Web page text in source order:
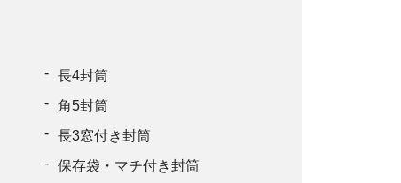
5,280円 長4封筒
角5封筒
長3窓付き封筒
保存袋・マチ付き封筒